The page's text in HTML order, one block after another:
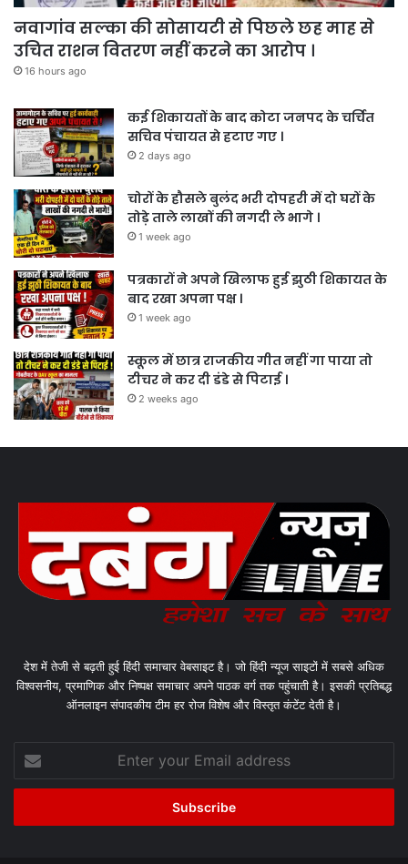
नवागांव सल्का की सोसायटी से पिछले छह माह से
उचित राशन वितरण नहीं करने का आरोप ।
16 hours ago
कई शिकायतों के बाद कोटा जनपद के चर्चित
सचिव पंचायत से हटाए गए ।
2 days ago
चोरों के हौसले बुलंद भरी दोपहरी में दो घरों के
तोड़े ताले लाखों की नगदी ले भागे ।
1 week ago
पत्रकारों ने अपने खिलाफ हुई झुठी शिकायत के
बाद रखा अपना पक्ष ।
1 week ago
स्कूल में छात्र राजकीय गीत नहीं गा पाया तो
टीचर ने कर दी डंडे से पिटाई ।
2 weeks ago
देश में तेजी से बढ़ती हुई हिंदी समाचार वेबसाइट है। जो हिंदी न्यूज साइटों में सबसे अधिक
विश्वसनीय, प्रमाणिक और निष्पक्ष समाचार अपने पाठक वर्ग तक पहुंचाती है। इसकी प्रतिबद्ध
ऑनलाइन संपादकीय टीम हर रोज विशेष और विस्तृत कंटेंट देती है।
your
Email